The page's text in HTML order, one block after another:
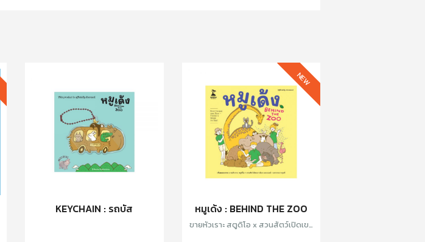
KEYCHAIN : รถบัส หมูเด้ง : BEHIND THE ZOO
ขายหัวเราะ สตูดิโอ x สวนสัตว์เปิดเขา
NEW